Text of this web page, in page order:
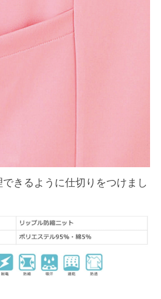
きるように仕切りをつけまし